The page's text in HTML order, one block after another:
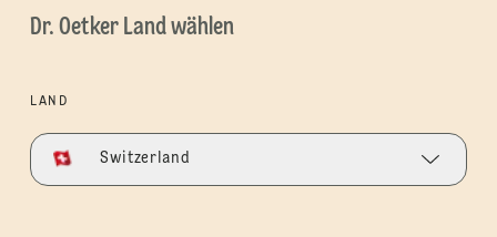
Dr. Oetker Land wählen
LAND
Switzerland